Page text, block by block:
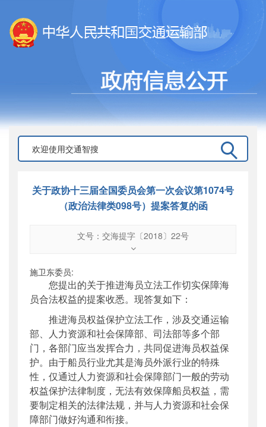
关于政协十三届全国委员会第一次会议第1074号
（政治法律类098号）提案答复的函
文号：交海提字〔2018〕22号
交海提字〔2018〕22号
公开日期：2018年06月25日
主题词：政协十三届全国委员会第一次会议;提
案答复
机构分类：海事局
主题分类：公众参与
公文类型：其他
施卫东委员:
您提出的关于推进海员立法工作切实保障海
员合法权益的提案收悉。现答复如下：
推进海员权益保护立法工作，涉及交通运输
部、人力资源和社会保障部、司法部等多个部
门，各部门应当发挥合力，共同促进海员权益保
护。由于船员行业尤其是海员外派行业的特殊
性，仅通过人力资源和社会保障部门一般的劳动
权益保护法律制度，无法有效保障船员权益，需
要制定相关的法律法规，并与人力资源和社会保
障部门做好沟通和衔接。